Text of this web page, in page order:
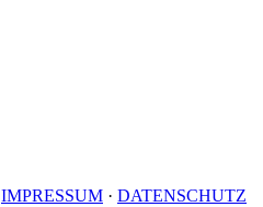
IMPRESSUM · DATENSCHUTZ